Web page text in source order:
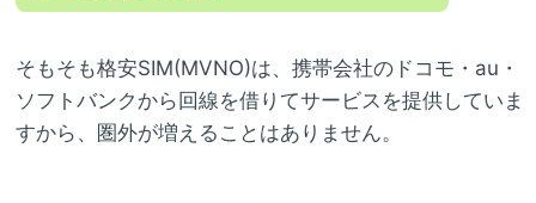
そもそも格安SIM(MVNO)は、携帯会社のドコモ・au・
ソフトバンクから回線を借りてサービスを提供していま
すから、圏外が増えることはありません。